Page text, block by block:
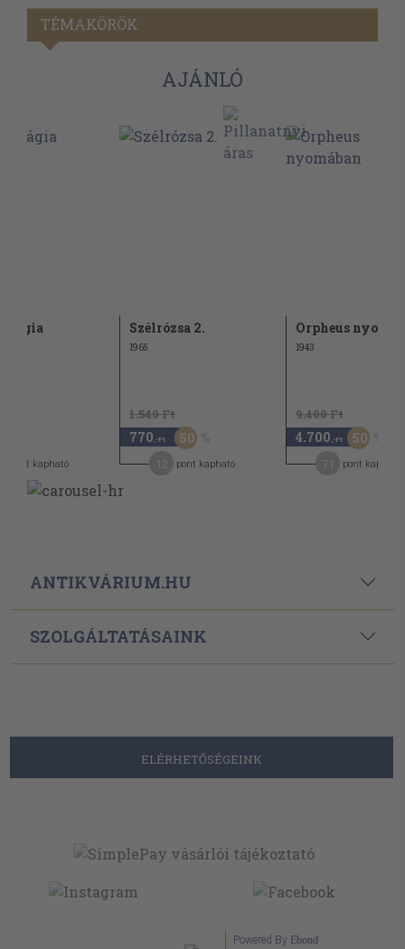
TÉMAKÖRÖK
AJÁNLÓ
mágia
pont kapható
Szélrózsa 2.
1965
1.540 Ft
770 ,-Ft 50
pont kapható
Orpheus
1943
9.400 Ft
4.700 ,-Ft 50
pont kapható
ANTIKVÁRIUM.HU
SZOLGÁLTATÁSAINK
ELÉRHETŐSÉGEINK
Powered By Ebond